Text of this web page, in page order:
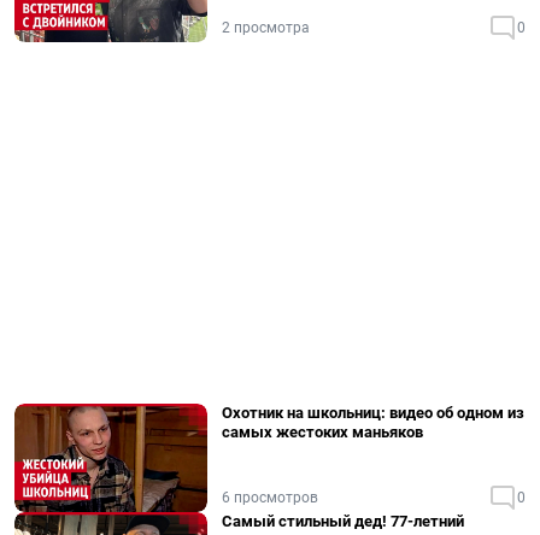
2 просмотра 0
Охотник на школьниц: видео об одном из
самых жестоких маньяков
6 просмотров 0
Самый стильный дед! 77-летний